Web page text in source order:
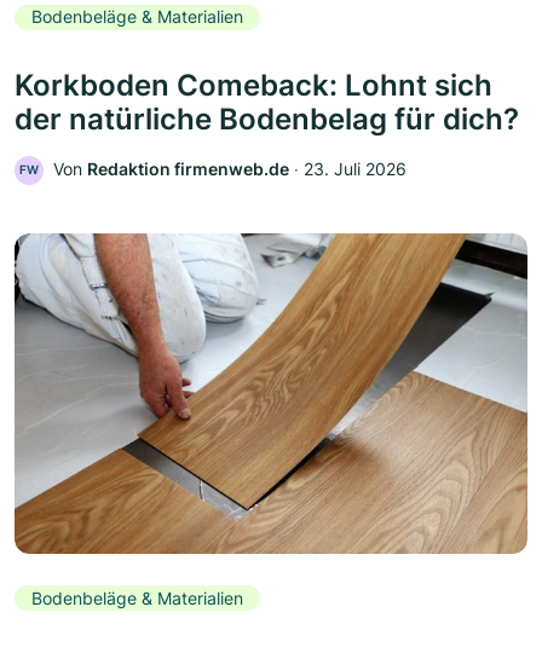
Bodenbeläge & Materialien
Korkboden Comeback: Lohnt sich
der natürliche Bodenbelag für dich?
FW Von Redaktion firmenweb.de ‧ 23. Juli 2026
Bodenbeläge & Materialien